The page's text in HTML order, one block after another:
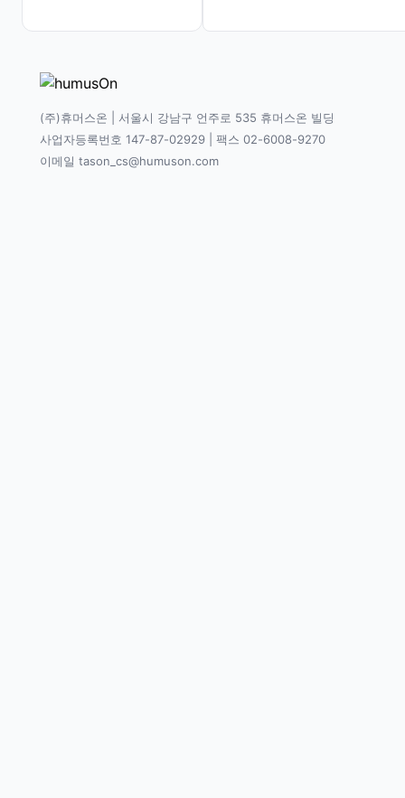
(주)휴머스온 | 서울시 강남구 언주로 535 휴머스온 빌딩
사업자등록번호 147-87-02929 | 팩스 02-6008-9270
이메일 tason_cs@humuson.com